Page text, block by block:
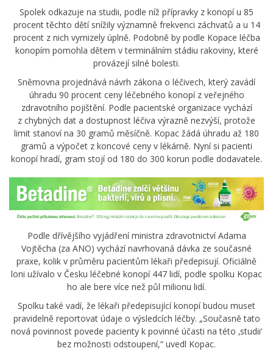
Spolek odkazuje na studii, podle níž přípravky z konopí u 85
procent těchto dětí snížily významně frekvenci záchvatů a u 14
procent z nich vymizely úplně. Podobně by podle Kopace léčba
konopím pomohla dětem v terminálním stádiu rakoviny, které
provázejí silné bolesti.
Sněmovna projednává návrh zákona o léčivech, který zavádí
úhradu 90 procent ceny léčebného konopí z veřejného
zdravotního pojištění. Podle pacientské organizace vychází
z chybných dat a dostupnost léčiva výrazně nezvýší, protože
limit stanoví na 30 gramů měsíčně. Kopac žádá úhradu až 180
gramů a výpočet z koncové ceny v lékárně. Nyní si pacienti
konopí hradí, gram stojí od 180 do 300 korun podle dodavatele.
Podle dřívějšího vyjádření ministra zdravotnictví Adama
Vojtěcha (za ANO) vychází navrhovaná dávka ze současné
praxe, kolik v průměru pacientům lékaři předepisují. Oficiálně
loni užívalo v Česku léčebné konopí 447 lidí, podle spolku Kopac
ho ale bere více než půl milionu lidí.
Spolku také vadí, že lékaři předepisující konopí budou muset
pravidelně reportovat údaje o výsledcích léčby. „Současně tato
nová povinnost povede pacienty k povinné účasti na této ‚studii‘
bez možnosti odstoupení,“ uvedl Kopac.